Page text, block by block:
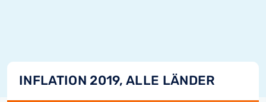
INFLATION 2019, ALLE LÄNDER